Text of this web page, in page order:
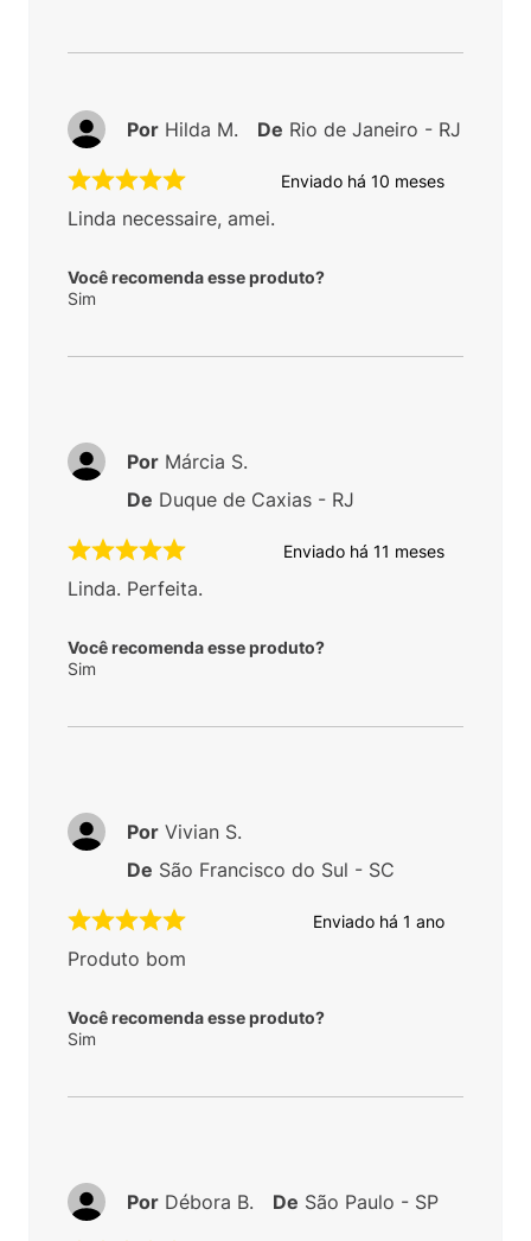
Enviado há 10 meses
Linda necessaire, amei.
Você recomenda esse produto?
Sim
Por Hilda M. De Rio de Janeiro - RJ
Enviado há 11 meses
Linda. Perfeita.
Você recomenda esse produto?
Sim
Por Márcia S.
De Duque de Caxias - RJ
Enviado há 1 ano
Produto bom
Você recomenda esse produto?
Sim
Por Vivian S.
De São Francisco do Sul - SC
Por Débora B. De São Paulo - SP